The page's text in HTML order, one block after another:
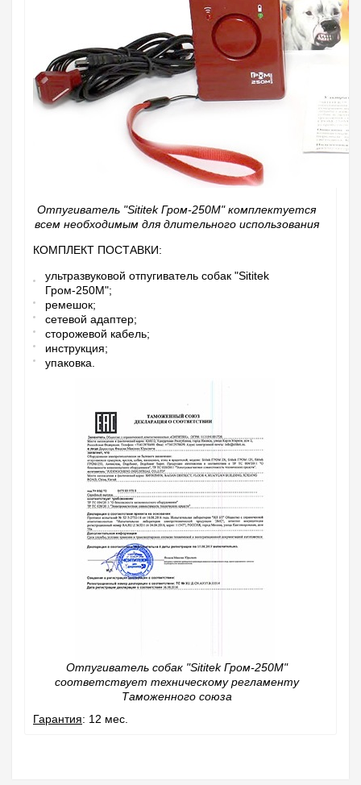
Отпугиватель "Sititek Гром-250М" комплектуется
всем необходимым для длительного использования
КОМПЛЕКТ ПОСТАВКИ:
ультразвуковой отпугиватель собак "Sititek
Гром-250М";
ремешок;
сетевой адаптер;
сторожевой кабель;
инструкция;
упаковка.
Отпугиватель собак "Sititek Гром-250М"
соответствует техническому регламенту
Таможенного союза
Гарантия: 12 мес.